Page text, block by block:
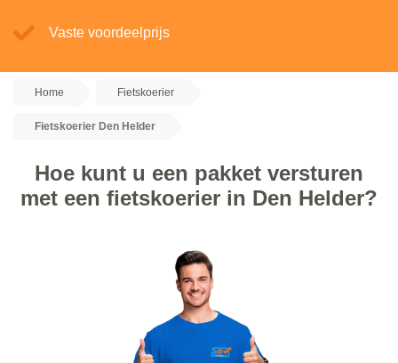
Vaste voordeelprijs
Home Fietskoerier
Fietskoerier Den Helder
Hoe kunt u een pakket versturen
met een fietskoerier in Den Helder?